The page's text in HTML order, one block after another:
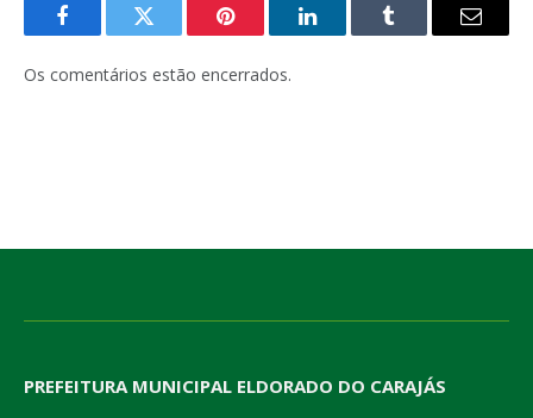
FacebookTwitter Pinterest LinkedInTumblr
E-
Os comentários estão encerrados.
PREFEITURA MUNICIPAL ELDORADO DO CARAJÁS